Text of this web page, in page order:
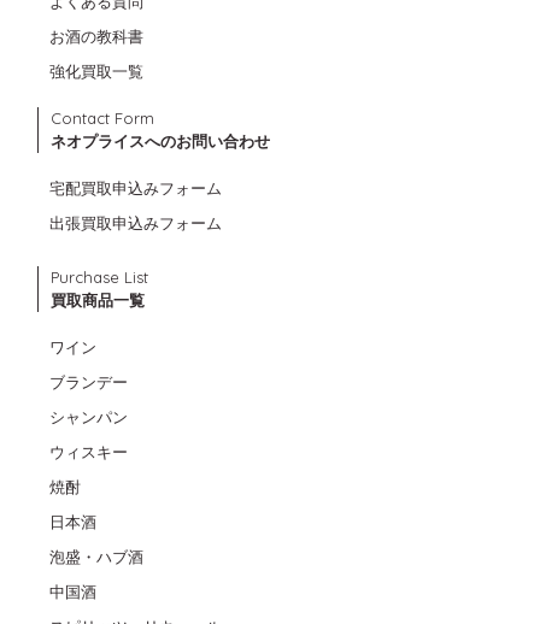
お酒の教科書
強化買取一覧
Contact Form
ネオプライスへのお問い合わせ
宅配買取申込みフォーム
出張買取申込みフォーム
Purchase List
買取商品一覧
ワイン
ブランデー
シャンパン
ウィスキー
焼酎
日本酒
泡盛・ハブ酒
中国酒